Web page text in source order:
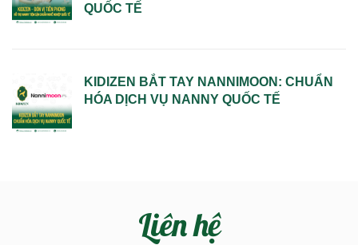
QUỐC TẾ
KIDIZEN BẮT TAY NANNIMOON: CHUẨN
HÓA DỊCH VỤ NANNY QUỐC TẾ
Liên hệ